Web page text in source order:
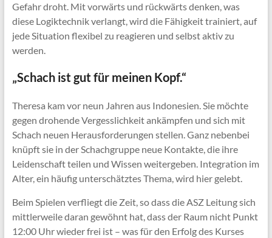
Gefahr droht. Mit vorwärts und rückwärts denken, was
diese Logiktechnik verlangt, wird die Fähigkeit trainiert, auf
jede Situation flexibel zu reagieren und selbst aktiv zu
werden.
„Schach ist gut für meinen Kopf.“
Theresa kam vor neun Jahren aus Indonesien. Sie möchte
gegen drohende Vergesslichkeit ankämpfen und sich mit
Schach neuen Herausforderungen stellen. Ganz nebenbei
knüpft sie in der Schachgruppe neue Kontakte, die ihre
Leidenschaft teilen und Wissen weitergeben. Integration im
Alter, ein häufig unterschätztes Thema, wird hier gelebt.
Beim Spielen verfliegt die Zeit, so dass die ASZ Leitung sich
mittlerweile daran gewöhnt hat, dass der Raum nicht Punkt
12:00 Uhr wieder frei ist – was für den Erfolg des Kurses